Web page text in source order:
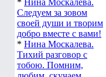
* Нина Москалева.
Следуем за зовом
своей души и творим
добро вместе с вами!
* Нина Москалева.
Тихий разговор с
тобою. Помним,